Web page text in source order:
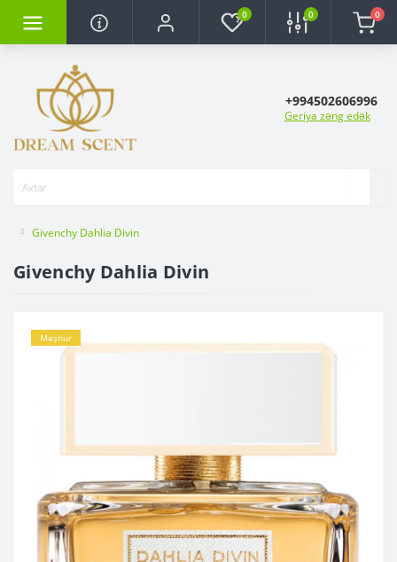
0 0 0
+994502606996
Geriya zəng edək
Givenchy Dahlia Divin
Givenchy Dahlia Divin
Məşhur